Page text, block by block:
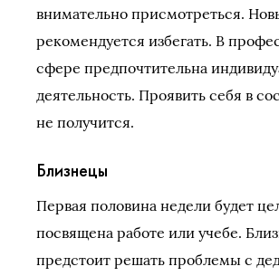
внимательно присмотреться.
рекомендуется избегать. В
сфере предпочтительна
деятельность. Проявить себя в
не получится.
Близнецы
Первая половина недели будет
посвящена работе или учебе.
предстоит решать проблемы с